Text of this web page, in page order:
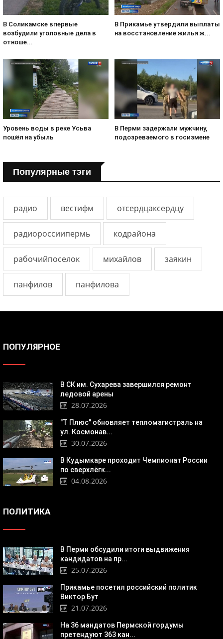
В Соликамске впервые
возбудили уголовные дела в
отноше...
В Прикамье утвердили выплаты
на восстановление жилья ж...
Уровень воды в реке Усьва
пошёл на убыль
В Перми задержали мужчину,
подозреваемого в госизмене
Популярные тэги
радио вестифм отсердцаксердцу
радиороссиипермь кодрайона
рабочийпоселок михайлов заякин
панфилов панфилова
ПОПУЛЯРНОЕ
В СК им. Сухарева завершился ремонт
ледовой арены
28.07.2026
"Т Плюс" обновляет тепломагистраль на
ул. Космонав...
30.07.2026
В Кудымкаре проходит Чемпионат России
по сверхлёгк...
04.08.2026
ПОЛИТИКА
В Перми обсудили итоги выдвижения
кандидатов на пр...
25.07.2026
Прикамье посетил российский политик
Виктор Бут
21.07.2026
На 36 мандатов Пермской гордумы
претендуют 363 кан...